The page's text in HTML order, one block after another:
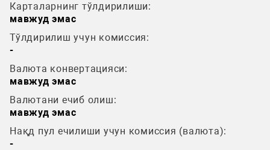
Карталарнинг тўлдирилиши:
мавжуд эмас
Тўлдирилиш учун комиссия:
-
Валюта конвертацияси:
мавжуд эмас
Валютани ечиб олиш:
мавжуд эмас
Нақд пул ечилиши учун комиссия (валюта):
-